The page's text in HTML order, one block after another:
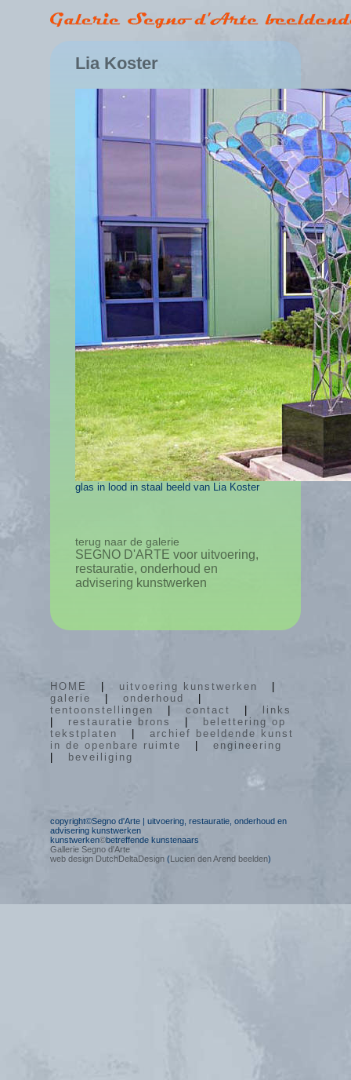
Lia Koster
glas in lood in staal beeld van Lia Koster
terug naar de galerie
SEGNO D'ARTE voor uitvoering,
restauratie, onderhoud en
advisering kunstwerken
HOME uitvoering kunstwerken
galerie
onderhoud
tentoonstellingen
contact
links
restauratie brons
belettering op
tekstplaten
archief beeldende kunst
in de openbare ruimte
engineering
beveiliging
copyright©Segno d'Arte | uitvoering, restauratie, onderhoud en
advisering kunstwerken
kunstwerken©betreffende kunstenaars
Gallerie Segno d'Arte
web design DutchDeltaDesign (Lucien den Arend beelden)